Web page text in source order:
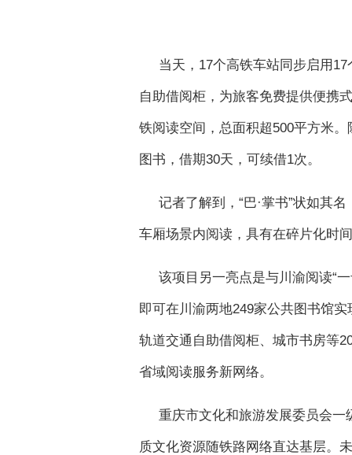
当天，17个高铁车站同步启用17
自助借阅柜，为旅客免费提供便携
铁阅读空间，总面积超500平方米
图书，借期30天，可续借1次。
记者了解到，“巴·掌书”状如其
车厢场景内阅读，具有在碎片化时
该项目另一亮点是与川渝阅读“
即可在川渝两地249家公共图书馆
轨道交通自助借阅柜、城市书房等
省域阅读服务新网络。
重庆市文化和旅游发展委员会一
质文化资源随铁路网络直达基层。